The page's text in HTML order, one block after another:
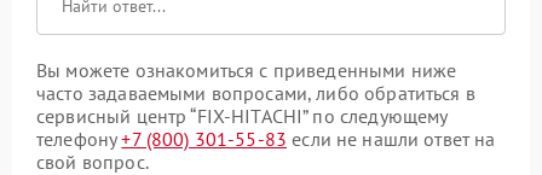
Вы можете ознакомиться с приведенными ниже
часто задаваемыми вопросами, либо обратиться в
сервисный центр “FIX-HITACHI” по следующему
телефону+7 (800) 301-55-83 если не нашли ответ на
свой вопрос.